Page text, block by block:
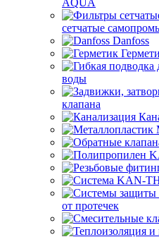
AQUA
сетчатые
Danfoss
воды
клапана
от протечек